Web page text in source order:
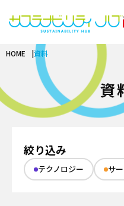
コラム一覧
カーボンニュートラル
基礎知識
LNG
アンモニア・水素
基礎知識
バイオものづくり
バイオエネルギー
サーキュラーエコノミー
基礎知識
テクノロジー
フリーワード検索
#LNG #インタビュー
資
絞り込み
テクノロジー サ
HOME 資料